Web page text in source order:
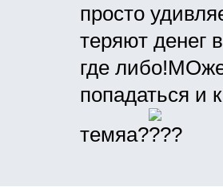
просто
теряют денег
где
попадаться и
темяа?